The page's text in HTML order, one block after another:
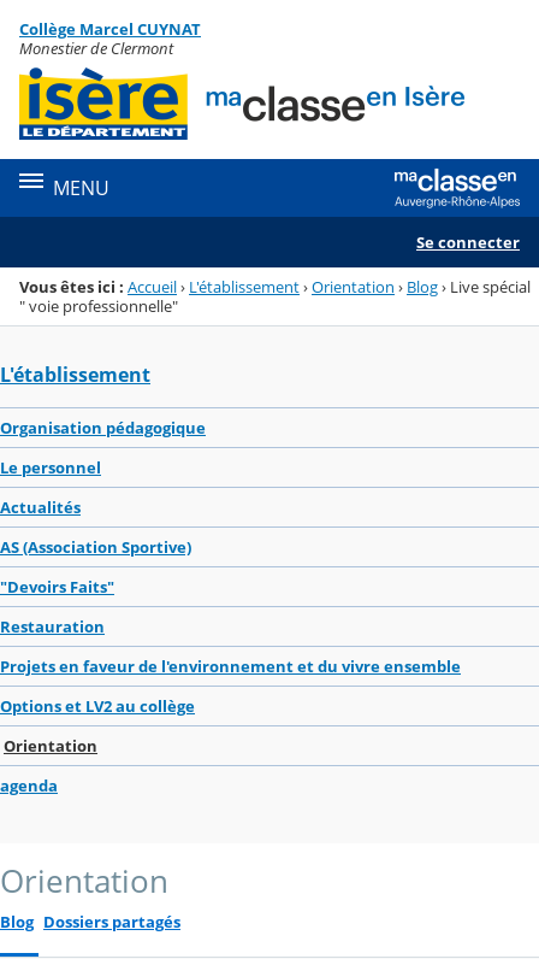
Menu de la rubrique
Contenu
Collège Marcel CUYNAT
Monestier de Clermont
MENU
Se connecter
Vous êtes ici : Accueil› L'établissement›Orientation › Blog› Live spécial
" voie professionnelle"
L'établissement
Organisation pédagogique
Le personnel
Actualités
AS (Association Sportive)
"Devoirs Faits"
Restauration
Projets en faveur de l'environnement et du vivre ensemble
Options et LV2 au collège
Orientation
agenda
Orientation
Blog Dossiers partagés